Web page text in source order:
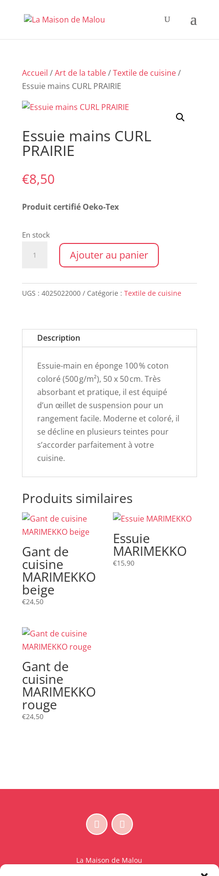
Accueil /Art de la table/Textile de cuisine/
Essuie mains CURL PRAIRIE
Essuie mains CURL
PRAIRIE
€8,50
Produit certifié Oeko-Tex
En stock
mains
Ajouter au panier
UGS : 4025022000 Catégorie : Textile de cuisine
Description
Essuie-main en éponge 100 % coton
coloré (500 g/m²), 50 x 50 cm. Très
absorbant et pratique, il est équipé
d’un œillet de suspension pour un
rangement facile. Moderne et coloré, il
se décline en plusieurs teintes pour
s’accorder parfaitement à votre
cuisine.
Produits similaires
Gant de
cuisine
MARIMEKKO
beige
€24,50
Essuie
MARIMEKKO
€15,90
Gant de
cuisine
MARIMEKKO
rouge
€24,50
La Maison de Malou